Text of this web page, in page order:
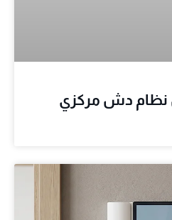
نظام دش مركزي